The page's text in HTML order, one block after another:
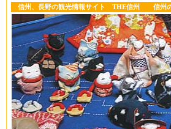
信州、長野の観光情報サイト THE信州 信州の